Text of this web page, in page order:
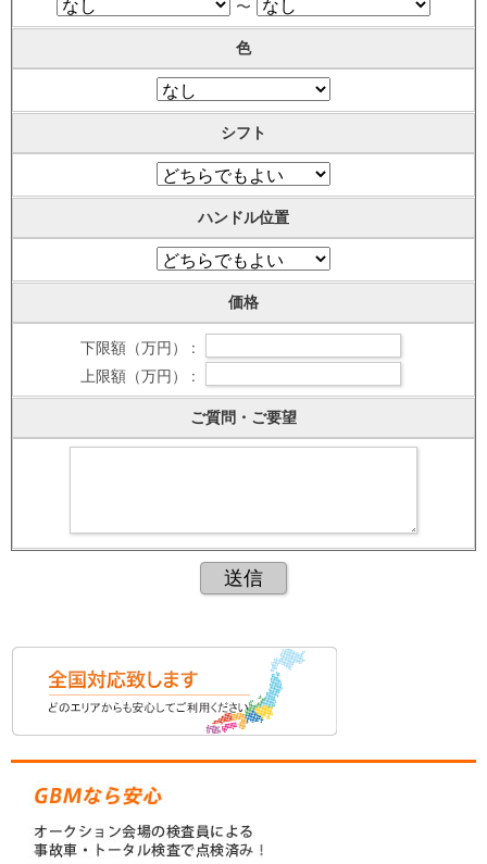
〜
色
シフト
ハンドル位置
価格
下限額（万円） :
上限額（万円） :
ご質問・ご要望